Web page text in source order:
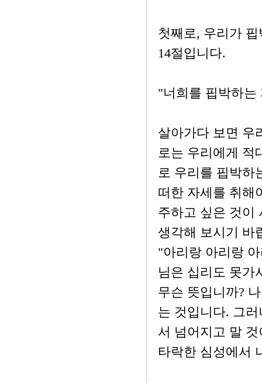
첫째로, 우리가
14절입니다.
"너희를 핍박하는
살아가다 보면 우
로는 우리에게 적
로 우리를 핍박하
떠한 자세를 취해
주하고 싶은 것이
생각해 보시기 바
"아리랑 아리랑
님은 십리도 못가
무슨 뜻입니까?
는 것입니다. 그
서 넘어지고 말
타락한 심성에서